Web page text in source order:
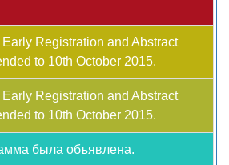
Registration and Abstract
to 10th October 2015.
Registration and Abstract
to 10th October 2015.
была объявлена.